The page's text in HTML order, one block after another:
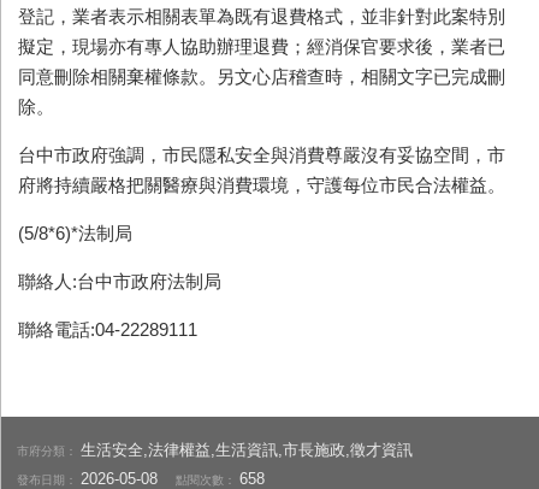
登記，業者表示相關表單為既有退費格式，並非針對此案特別
擬定，現場亦有專人協助辦理退費；經消保官要求後，業者已
同意刪除相關棄權條款。另文心店稽查時，相關文字已完成刪
除。
台中市政府強調，市民隱私安全與消費尊嚴沒有妥協空間，市
府將持續嚴格把關醫療與消費環境，守護每位市民合法權益。
(5/8*6)*法制局
聯絡人:台中市政府法制局
聯絡電話:04-22289111
市府分類：生活安全,法律權益,生活資訊,市長施政,徵才資訊
發布日期： 2026-05-08 點閱次數：658